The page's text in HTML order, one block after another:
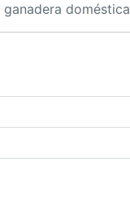
doméstica